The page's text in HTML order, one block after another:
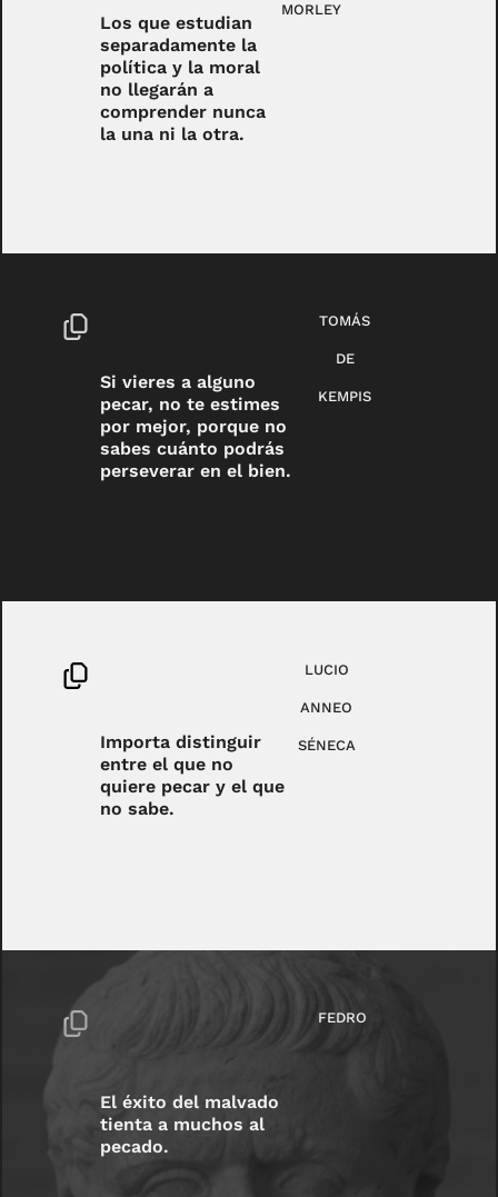
Los que estudian
separadamente la
política y la moral
no llegarán a
comprender nunca
la una ni la otra.
MORLEY
Si vieres a alguno
pecar, no te estimes
por mejor, porque no
sabes cuánto podrás
perseverar en el bien.
TOMÁS
DE
KEMPIS
Importa distinguir
entre el que no
quiere pecar y el que
no sabe.
LUCIO
ANNEO
SÉNECA
El éxito del malvado
tienta a muchos al
pecado.
FEDRO